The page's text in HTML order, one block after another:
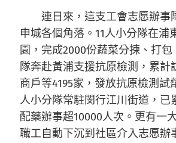
連日來，這支工會志愿辦事
申城各個角落。11人小分隊在浦
園，完成2000份蔬菜分揀、打
隊奔赴黃浦支援抗原檢測，累計
商戶等4195家，發放抗原檢測試
人小分隊常駐閔行江川街道，已
配藥辦事超10000人次。更有一
職工自動下沉到社區介入志愿辦